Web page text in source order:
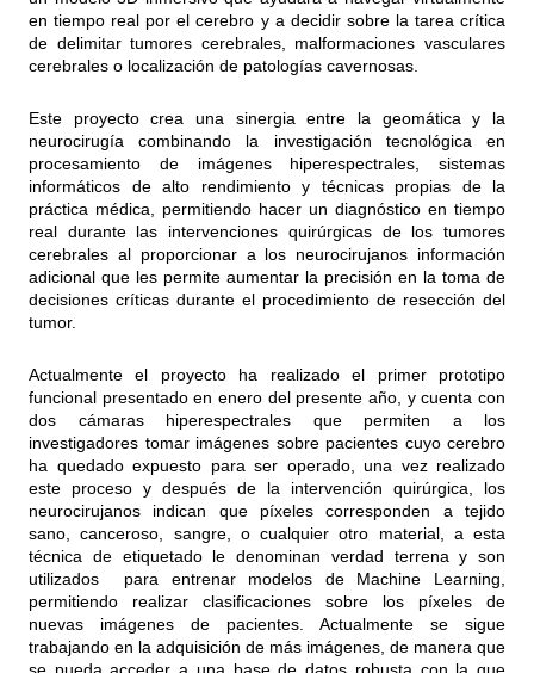
en tiempo real por el cerebro y a decidir sobre la tarea crítica
de delimitar tumores cerebrales, malformaciones vasculares
cerebrales o localización de patologías cavernosas.
Este proyecto crea una sinergia entre la geomática y la
neurocirugía combinando la investigación tecnológica en
procesamiento de imágenes hiperespectrales, sistemas
informáticos de alto rendimiento y técnicas propias de la
práctica médica, permitiendo hacer un diagnóstico en tiempo
real durante las intervenciones quirúrgicas de los tumores
cerebrales al proporcionar a los neurocirujanos información
adicional que les permite aumentar la precisión en la toma de
decisiones críticas durante el procedimiento de resección del
tumor.
Actualmente el proyecto ha realizado el primer prototipo
funcional presentado en enero del presente año, y cuenta con
dos cámaras hiperespectrales que permiten a los
investigadores tomar imágenes sobre pacientes cuyo cerebro
ha quedado expuesto para ser operado, una vez realizado
este proceso y después de la intervención quirúrgica, los
neurocirujanos indican que píxeles corresponden a tejido
sano, canceroso, sangre, o cualquier otro material, a esta
técnica de etiquetado le denominan verdad terrena y son
utilizados para entrenar modelos de Machine Learning,
permitiendo realizar clasificaciones sobre los píxeles de
nuevas imágenes de pacientes. Actualmente se sigue
trabajando en la adquisición de más imágenes, de manera que